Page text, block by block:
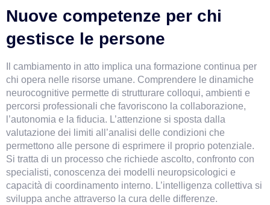
Nuove competenze per chi
gestisce le persone
Il cambiamento in atto implica una formazione continua per
chi opera nelle risorse umane. Comprendere le dinamiche
neurocognitive permette di strutturare colloqui, ambienti e
percorsi professionali che favoriscono la collaborazione,
l’autonomia e la fiducia. L’attenzione si sposta dalla
valutazione dei limiti all’analisi delle condizioni che
permettono alle persone di esprimere il proprio potenziale.
Si tratta di un processo che richiede ascolto, confronto con
specialisti, conoscenza dei modelli neuropsicologici e
capacità di coordinamento interno. L’intelligenza collettiva si
sviluppa anche attraverso la cura delle differenze.